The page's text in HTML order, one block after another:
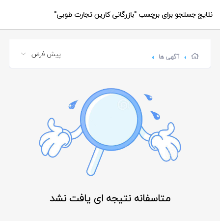
نتایج جستجو برای برچسب "بازرگانی کارین تجارت طوبی"
آگهی ها
متاسفانه نتیجه ای یافت نشد